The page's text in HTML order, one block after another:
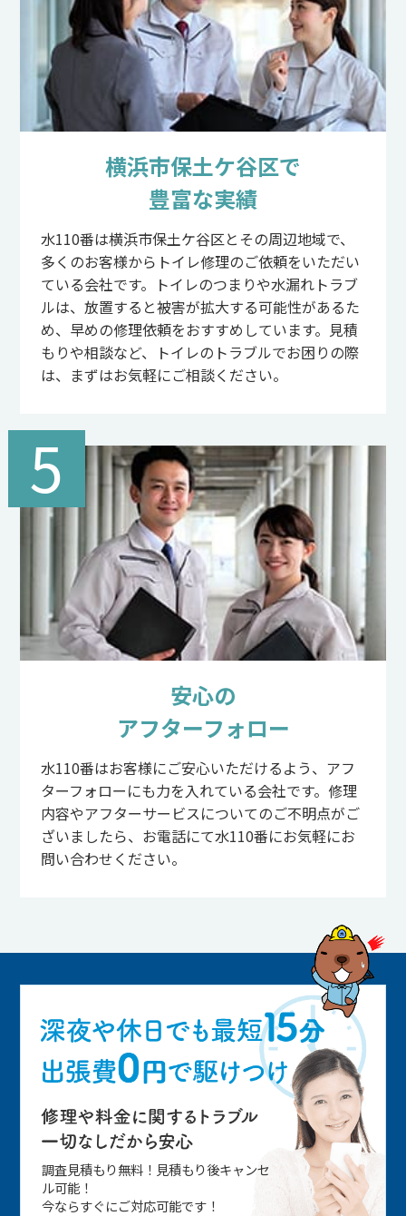
横浜市保土ケ谷区で
豊富な実績
水110番は横浜市保土ケ谷区とその周辺地域で、
多くのお客様からトイレ修理のご依頼をいただい
ている会社です。トイレのつまりや水漏れトラブ
ルは、放置すると被害が拡大する可能性があるた
め、早めの修理依頼をおすすめしています。見積
もりや相談など、トイレのトラブルでお困りの際
は、まずはお気軽にご相談ください。
5
安心の
アフターフォロー
水110番はお客様にご安心いただけるよう、アフ
ターフォローにも力を入れている会社です。修理
内容やアフターサービスについてのご不明点がご
ざいましたら、お電話にて水110番にお気軽にお
問い合わせください。
調査見積もり無料！見積もり後キャンセ
ル可能！
今ならすぐにご対応可能です！